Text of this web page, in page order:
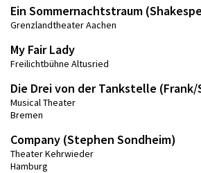
Ein Sommernachtstraum
Grenzlandtheater Aachen
My Fair Lady
Freilichtbühne Altusried
Die Drei von der Tankstelle (Frank/
Musical Theater
Bremen
Company (Stephen Sondheim)
Theater Kehrwieder
Hamburg